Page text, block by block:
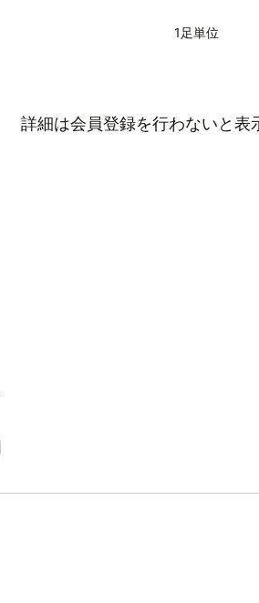
1足単位
詳細は会員登録を行わないと表